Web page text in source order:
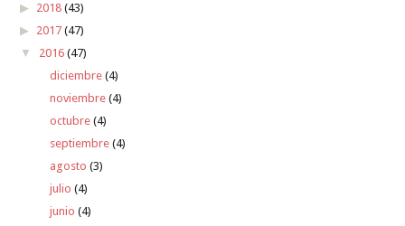
2018 (43)
2017 (47)
2016 (47)
diciembre(4)
noviembre(4)
octubre(4)
septiembre(4)
agosto (3)
julio (4)
junio (4)